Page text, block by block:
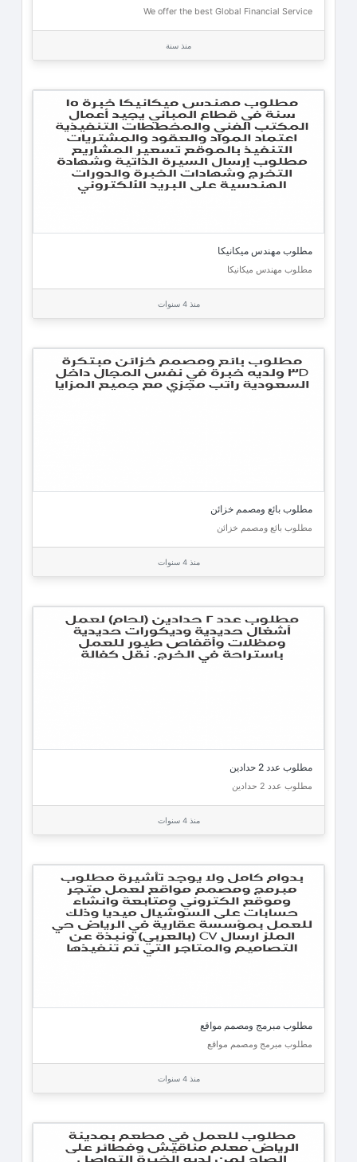
We offer the best Global Financial Service
منذ سنة
مطلوب مهندس ميكانيكا
مطلوب مهندس ميكانيكا
منذ 4 سنوات
مطلوب بائع ومصمم خزائن
مطلوب بائع ومصمم خزائن
منذ 4 سنوات
مطلوب عدد 2 حدادين
مطلوب عدد 2 حدادين
منذ 4 سنوات
مطلوب مبرمج ومصمم مواقع
مطلوب مبرمج ومصمم مواقع
منذ 4 سنوات